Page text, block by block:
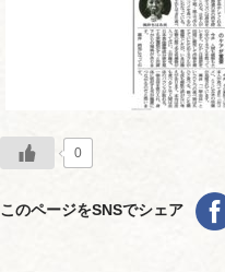
0
このページをSNSでシェア